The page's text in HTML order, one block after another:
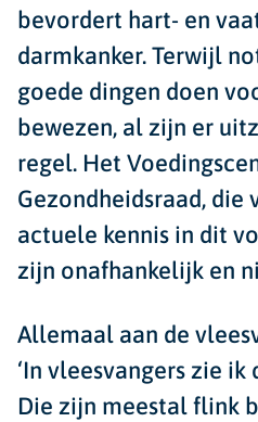
bevordert hart- en
darmkanker. Terwijl
goede dingen doen
bewezen, al zijn er
regel. Het
Gezondheidsraad, die
actuele kennis in dit
zijn onafhankelijk en
Allemaal aan de
‘In vleesvangers zie
Die zijn meestal flink